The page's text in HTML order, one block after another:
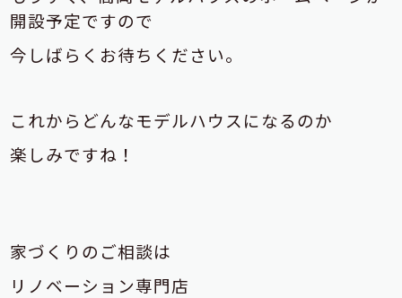
開設予定ですので
今しばらくお待ちください。
これからどんなモデルハウスになるのか
楽しみですね！
家づくりのご相談は
リノベーション専門店